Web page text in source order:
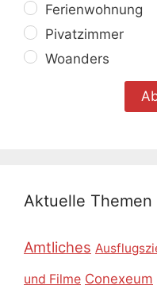
Ferienwohnung
Pivatzimmer
Woanders
Aktuelle Themen
Amtliches
und Filme Conexeum